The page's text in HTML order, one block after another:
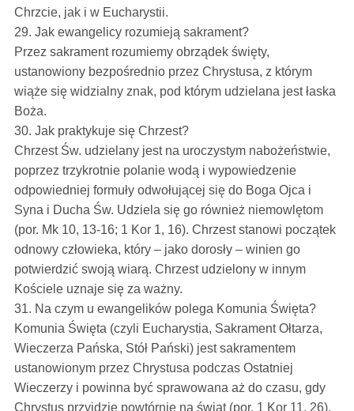
Chrzcie, jak i w Eucharystii.
29. Jak ewangelicy rozumieją sakrament?
Przez sakrament rozumiemy obrządek święty,
ustanowiony bezpośrednio przez Chrystusa, z którym
wiąże się widzialny znak, pod którym udzielana jest łaska
Boża.
30. Jak praktykuje się Chrzest?
Chrzest Św. udzielany jest na uroczystym nabożeństwie,
poprzez trzykrotnie polanie wodą i wypowiedzenie
odpowiedniej formuły odwołującej się do Boga Ojca i
Syna i Ducha Św. Udziela się go również niemowlętom
(por. Mk 10, 13-16; 1 Kor 1, 16). Chrzest stanowi początek
odnowy człowieka, który – jako dorosły – winien go
potwierdzić swoją wiarą. Chrzest udzielony w innym
Kościele uznaje się za ważny.
31. Na czym u ewangelików polega Komunia Święta?
Komunia Święta (czyli Eucharystia, Sakrament Ołtarza,
Wieczerza Pańska, Stół Pański) jest sakramentem
ustanowionym przez Chrystusa podczas Ostatniej
Wieczerzy i powinna być sprawowana aż do czasu, gdy
Chrystus przyjdzie powtórnie na świat (por. 1 Kor 11, 26).